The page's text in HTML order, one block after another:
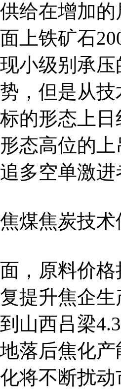
给在增加
上铁矿石
小级别承
，但是从
的形态上
态高位的
追多空单激
焦炭技术
原料价格
提升焦企
山西吕梁
落后焦化
将不断扰